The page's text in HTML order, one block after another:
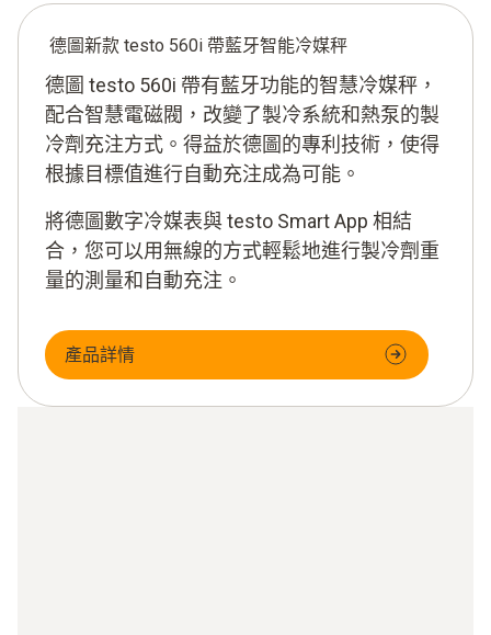
德圖新款 testo 560i 帶藍牙智能冷媒秤
德圖 testo 560i 帶有藍牙功能的智慧冷媒秤，
配合智慧電磁閥，改變了製冷系統和熱泵的製
冷劑充注方式。 得益於德圖的專利技術，使得
根據目標值進行自動充注成為可能。
將德圖數字冷媒表與 testo Smart App 相結
合，您可以用無線的方式輕鬆地進行製冷劑重
量的測量和自動充注。
產品詳情